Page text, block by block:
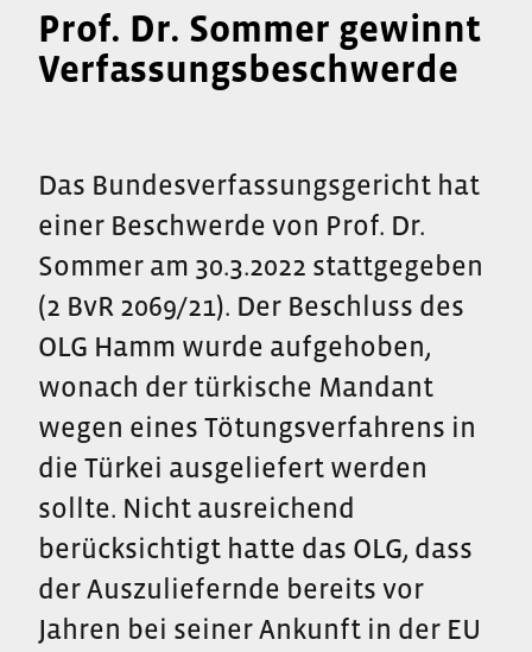
Prof. Dr. Sommer gewinnt
Verfassungsbeschwerde
Das Bundesverfassungsgericht hat
einer Beschwerde von Prof. Dr.
Sommer am 30.3.2022 stattgegeben
(2 BvR 2069/21). Der Beschluss des
OLG Hamm wurde aufgehoben,
wonach der türkische Mandant
wegen eines Tötungsverfahrens in
die Türkei ausgeliefert werden
sollte. Nicht ausreichend
berücksichtigt hatte das OLG, dass
der Auszuliefernde bereits vor
Jahren bei seiner Ankunft in der EU